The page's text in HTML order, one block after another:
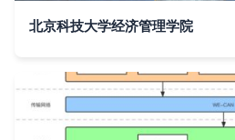
北京科技大学经济管理学院